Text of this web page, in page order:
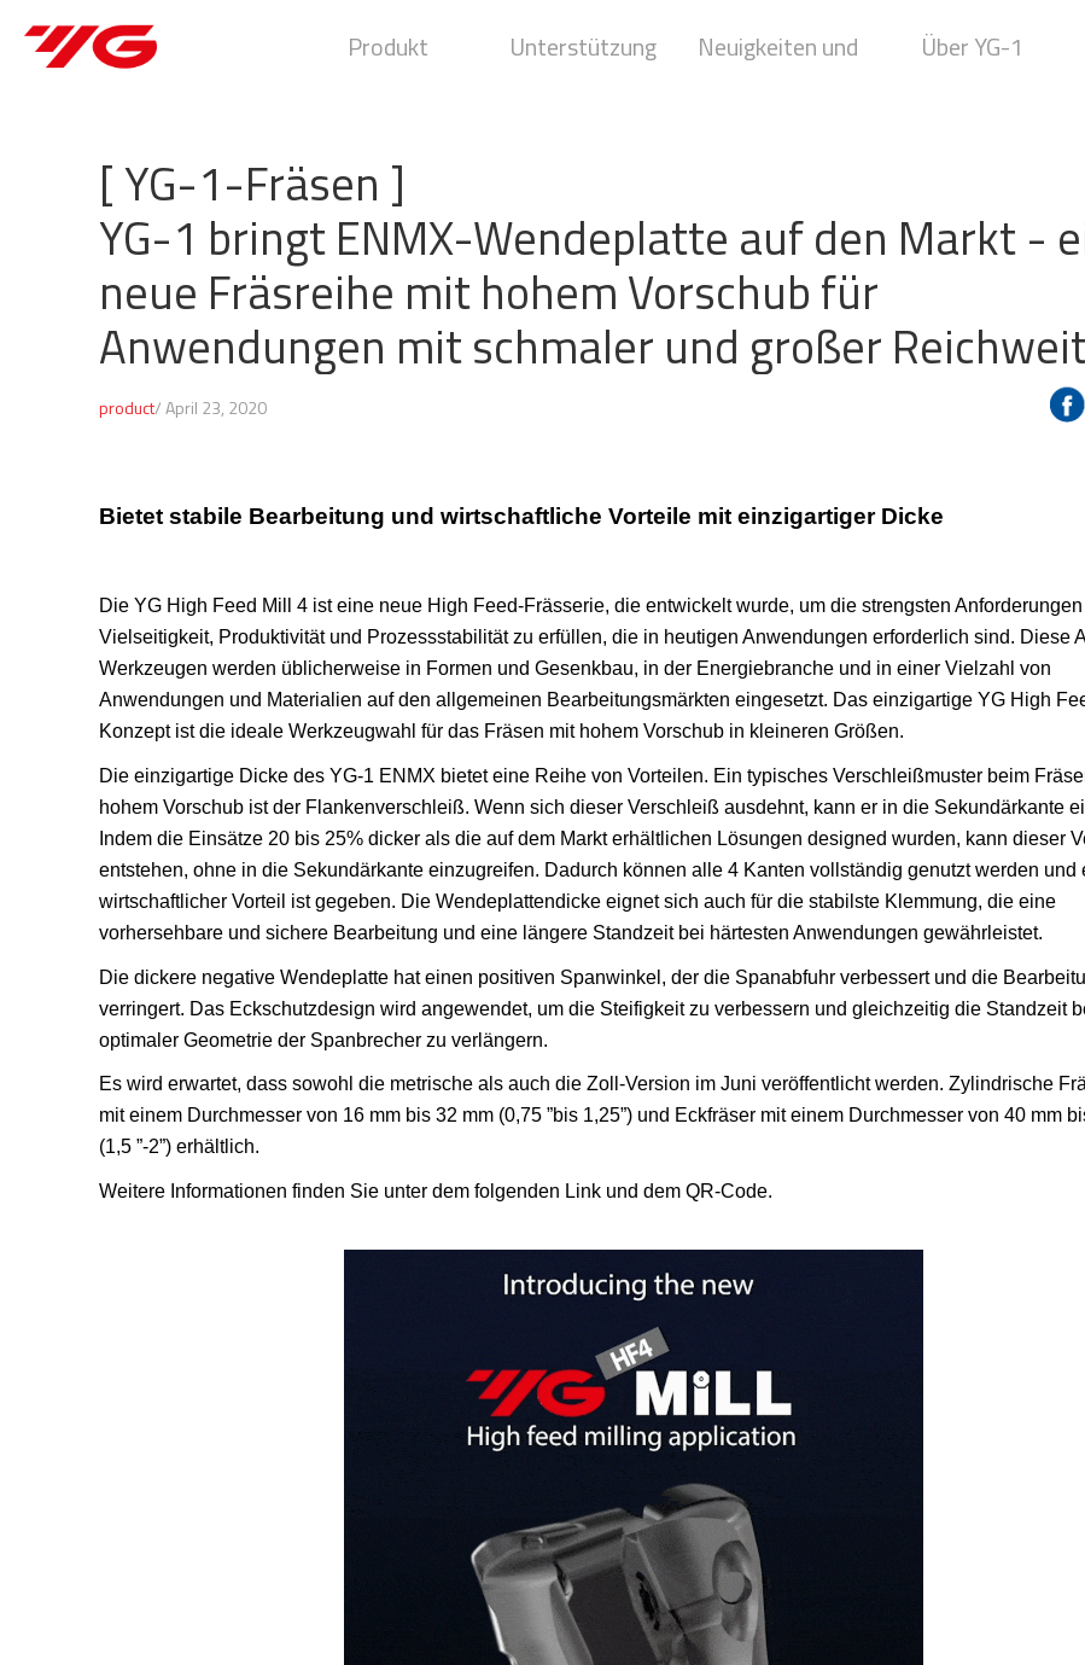
Produkt Unterstützung
Neuigkeiten und
Über YG-1
[ YG-1-Fräsen ]
YG-1 bringt ENMX-Wendeplatte auf den Markt -
neue Fräsreihe mit hohem Vorschub für
Anwendungen mit schmaler und großer
product/ April 23, 2020
Bietet stabile Bearbeitung und wirtschaftliche Vorteile mit einzigartiger Dicke
Die YG High Feed Mill 4 ist eine neue High Feed-Frässerie, die entwickelt wurde, um die strengsten Anforderungen
Vielseitigkeit, Produktivität und Prozessstabilität zu erfüllen, die in heutigen Anwendungen erforderlich sind. Diese
Werkzeugen werden üblicherweise in Formen und Gesenkbau, in der Energiebranche und in einer Vielzahl von
Anwendungen und Materialien auf den allgemeinen Bearbeitungsmärkten eingesetzt. Das einzigartige YG High
Konzept ist die ideale Werkzeugwahl für das Fräsen mit hohem Vorschub in kleineren Größen.
Die einzigartige Dicke des YG-1 ENMX bietet eine Reihe von Vorteilen. Ein typisches Verschleißmuster beim
hohem Vorschub ist der Flankenverschleiß. Wenn sich dieser Verschleiß ausdehnt, kann er in die Sekundärkante
Indem die Einsätze 20 bis 25% dicker als die auf dem Markt erhältlichen Lösungen designed wurden, kann dieser
entstehen, ohne in die Sekundärkante einzugreifen. Dadurch können alle 4 Kanten vollständig genutzt werden und
wirtschaftlicher Vorteil ist gegeben. Die Wendeplattendicke eignet sich auch für die stabilste Klemmung, die eine
vorhersehbare und sichere Bearbeitung und eine längere Standzeit bei härtesten Anwendungen gewährleistet.
Die dickere negative Wendeplatte hat einen positiven Spanwinkel, der die Spanabfuhr verbessert und die
verringert. Das Eckschutzdesign wird angewendet, um die Steifigkeit zu verbessern und gleichzeitig die Standzeit
optimaler Geometrie der Spanbrecher zu verlängern.
Es wird erwartet, dass sowohl die metrische als auch die Zoll-Version im Juni veröffentlicht werden. Zylindrische
mit einem Durchmesser von 16 mm bis 32 mm (0,75 ”bis 1,25”) und Eckfräser mit einem Durchmesser von 40 mm
(1,5 ”-2”) erhältlich.
Weitere Informationen finden Sie unter dem folgenden Link und dem QR-Code.